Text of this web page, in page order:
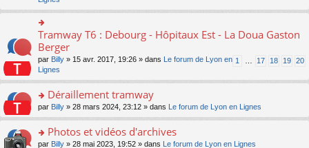
ré
c
e
nt
n
lu
le
pl
u
s
ré
c
e
nt
g
n
o
n
lu
le
u
s
ré
c
e
le
m
e
s
g
o
n
lu
pl
s
ult
er
le
m
e
s
s
a
e
o
n
o
n
ult
er
le
m
e
s
a
Tramway T6 : Debourg - Hôpitaux Est - La Doua Gaston
Berger
1 17 18 19 20
par Billy » 15 avr. 2017, 19:26 » dans
Le forum de Lyon en
Lignes
o
n
ult
Déraillement tramway
par Billy » 28 mars 2024, 23:12 » dans Le forum de Lyon en Lignes
o
Photos et vidéos d'archives
par Billy » 28 mai 2023, 19:52 » dans Le forum de Lyon en Lignes